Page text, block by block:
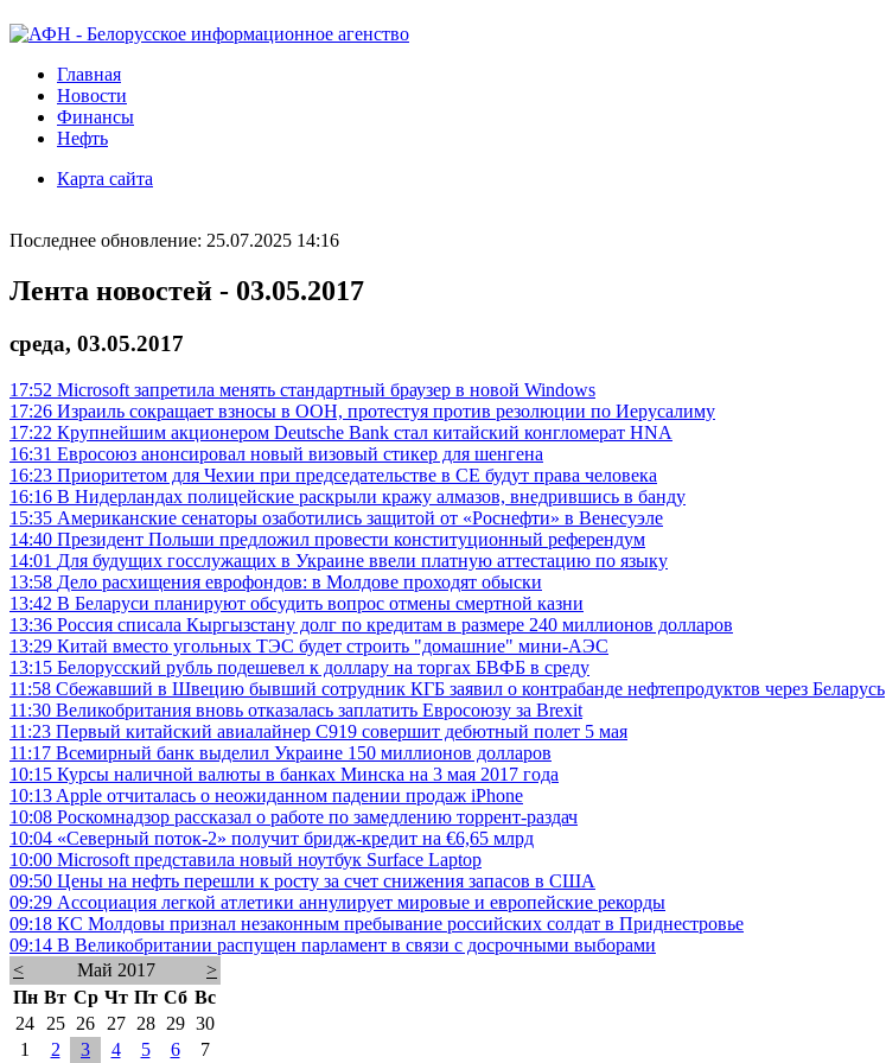
Главная
Новости
Финансы
Нефть
Карта сайта
Последнее обновление: 25.07.2025 14:16
Лента новостей - 03.05.2017
среда, 03.05.2017
17:52 Microsoft запретила менять стандартный браузер в новой Windows
17:26 Израиль сокращает взносы в ООН, протестуя против резолюции по Иерусалиму
17:22 Крупнейшим акционером Deutsche Bank стал китайский конгломерат HNA
16:31 Евросоюз анонсировал новый визовый стикер для шенгена
16:23 Приоритетом для Чехии при председательстве в СЕ будут права человека
16:16 В Нидерландах полицейские раскрыли кражу алмазов, внедрившись в банду
15:35 Американские сенаторы озаботились защитой от «Роснефти» в Венесуэле
14:40 Президент Польши предложил провести конституционный референдум
14:01 Для будущих госслужащих в Украине ввели платную аттестацию по языку
13:58 Дело расхищения еврофондов: в Молдове проходят обыски
13:42 В Беларуси планируют обсудить вопрос отмены смертной казни
13:36 Россия списала Кыргызстану долг по кредитам в размере 240 миллионов долларов
13:29 Китай вместо угольных ТЭС будет строить "домашние" мини-АЭС
13:15 Белорусский рубль подешевел к доллару на торгах БВФБ в среду
11:58 Сбежавший в Швецию бывший сотрудник КГБ заявил о контрабанде нефтепродуктов через Беларусь
11:30 Великобритания вновь отказалась заплатить Евросоюзу за Brexit
11:23 Первый китайский авиалайнер C919 совершит дебютный полет 5 мая
11:17 Всемирный банк выделил Украине 150 миллионов долларов
10:15 Курсы наличной валюты в банках Минска на 3 мая 2017 года
10:13 Apple отчиталась о неожиданном падении продаж iPhone
10:08 Роскомнадзор рассказал о работе по замедлению торрент-раздач
10:04 «Северный поток-2» получит бридж-кредит на €6,65 млрд
10:00 Microsoft представила новый ноутбук Surface Laptop
09:50 Цены на нефть перешли к росту за счет снижения запасов в США
09:29 Ассоциация легкой атлетики аннулирует мировые и европейские рекорды
09:18 КС Молдовы признал незаконным пребывание российских солдат в Приднестровье
09:14 В Великобритании распущен парламент в связи с досрочными выборами
<
Май 2017
>
Пн Вт Ср Чт Пт Сб Вс
24
25 26 27 28 29 30
1
2 3 4 5 6 7